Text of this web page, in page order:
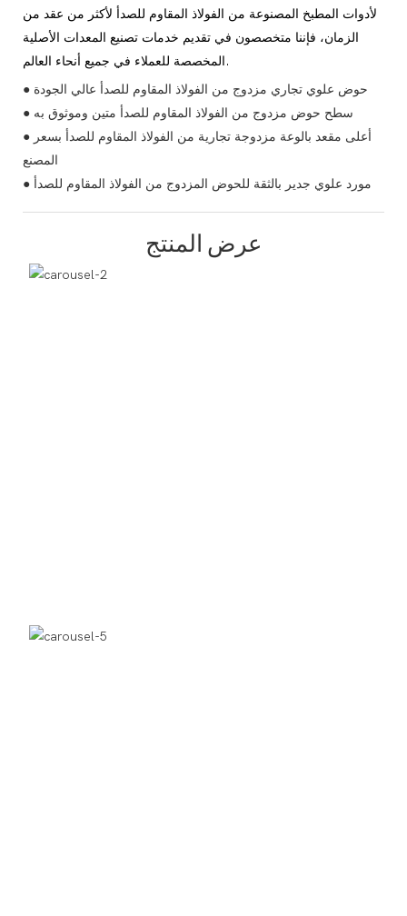
لأدوات المطبخ المصنوعة من الفولاذ المقاوم للصدأ لأكثر من عقد من
الزمان، فإننا متخصصون في تقديم خدمات تصنيع المعدات الأصلية
المخصصة للعملاء في جميع أنحاء العالم.
● حوض علوي تجاري مزدوج من الفولاذ المقاوم للصدأ عالي الجودة
● سطح حوض مزدوج من الفولاذ المقاوم للصدأ متين وموثوق به
● أعلى مقعد بالوعة مزدوجة تجارية من الفولاذ المقاوم للصدأ بسعر
المصنع
● مورد علوي جدير بالثقة للحوض المزدوج من الفولاذ المقاوم للصدأ
عرض المنتج